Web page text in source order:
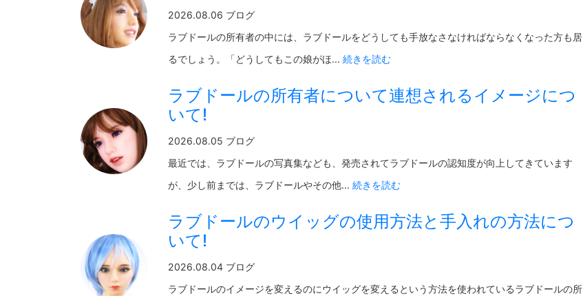
2026.08.06 ブログ
ラブドールの所有者の中には、ラブドールをどうしても手放なさなければならなくなった方も居
るでしょう。「どうしてもこの娘がほ... 続きを読む
ラブドールの所有者について連想されるイメージにつ
いて!
2026.08.05 ブログ
最近では、ラブドールの写真集なども、発売されてラブドールの認知度が向上してきています
が、少し前までは、ラブドールやその他... 続きを読む
ラブドールのウイッグの使用方法と手入れの方法につ
いて!
2026.08.04 ブログ
ラブドールのイメージを変えるのにウイッグを変えるという方法を使われているラブドールの所